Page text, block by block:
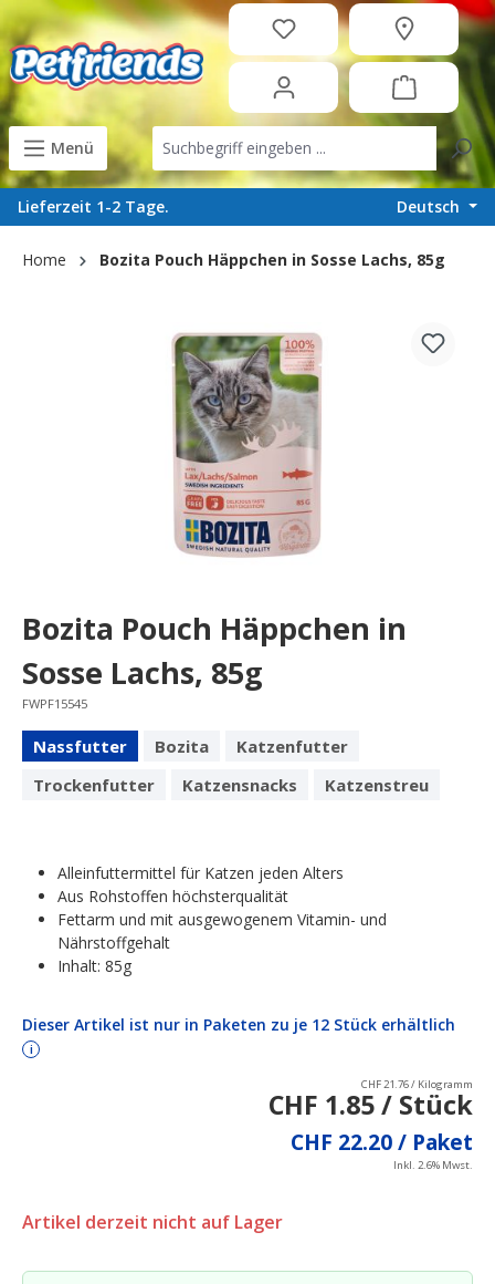
content
Menü
Lieferzeit 1-2 Tage. Deutsch
Home Bozita Pouch Häppchen in Sosse Lachs, 85g
Bozita Pouch Häppchen in
Sosse Lachs, 85g
FWPF15545
Nassfutter Bozita
Katzenfutter
Trockenfutter
Katzensnacks Katzenstreu
Alleinfuttermittel für Katzen jeden Alters
Aus Rohstoffen höchsterqualität
Fettarm und mit ausgewogenem Vitamin- und
Nährstoffgehalt
Inhalt: 85g
Dieser Artikel ist nur in Paketen zu je 12 Stück erhältlich
i
CHF 22.20 / Paket
CHF 21.76 / Kilogramm
CHF 1.85 / Stück
Inkl. 2.6% Mwst.
Artikel derzeit nicht auf Lager